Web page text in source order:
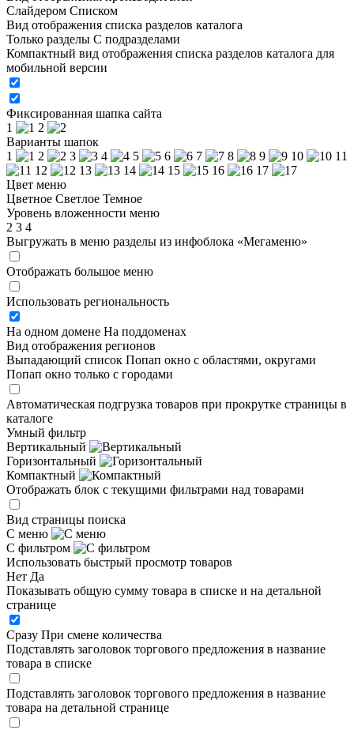
Слайдером Списком
Вид отображения списка разделов каталога
Только разделы С подразделами
Компактный вид отображения списка разделов каталога для
мобильной версии
Фиксированная шапка сайта
1
2
Варианты шапок
1
2 3 4 5 6 7 8 9 10
11
12
13 14 15 16
17
Цвет меню
Цветное Светлое Темное
Уровень вложенности меню
2 3 4
Выгружать в меню разделы из инфоблока «Мегаменю»
Отображать большое меню
Использовать региональность
На одном домене На поддоменах
Вид отображения регионов
Выпадающий список Попап окно c областями, округами
Попап окно только с городами
Автоматическая подгрузка товаров при прокрутке страницы в
каталоге
Умный фильтр
Вертикальный
Горизонтальный
Компактный
Отображать блок с текущими фильтрами над товарами
Вид страницы поиска
С меню
С фильтром
Использовать быстрый просмотр товаров
Нет Да
Показывать общую сумму товара в списке и на детальной
странице
Сразу При смене количества
Подставлять заголовок торгового предложения в название
товара в списке
Подставлять заголовок торгового предложения в название
товара на детальной странице